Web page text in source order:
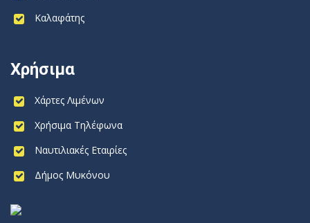
Καλαφάτης
Χρήσιμα
Χάρτες Λιμένων
Χρήσιμα Τηλέφωνα
Ναυτιλιακές Εταιρίες
Δήμος Μυκόνου